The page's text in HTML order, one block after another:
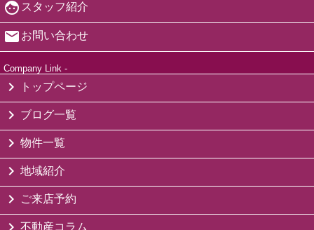
スタッフ紹介
お問い合わせ
Company Link -
トップページ
ブログ一覧
物件一覧
地域紹介
ご来店予約
不動産コラム